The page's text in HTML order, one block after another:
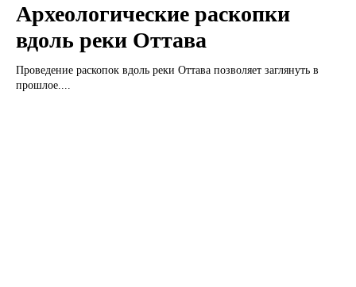
Археологические раскопки
вдоль реки Оттава
Проведение раскопок вдоль реки Оттава позволяет заглянуть в
прошлое....